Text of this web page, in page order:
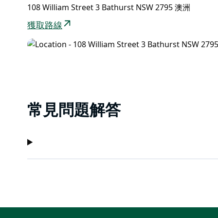
108 William Street 3 Bathurst NSW 2795 澳洲
獲取路線
常見問題解答